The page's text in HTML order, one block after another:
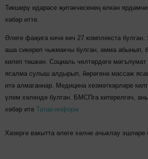
Тикшерү идарәсе җитәкчесенең өлкән
хәбәр итте.
Әлеге фаҗига кичә кич 27 комплекста
аша сикереп чыкмакчы булган, әмма абынып,
килеп төшкән. Социаль челтәрдәге мәгълүмат
ясалма сулыш алдырып, йөрәгенә массаж
итә алмаганнар. Медицина хезмәткәрләре
үлем хәлендә булган. БМСПга китерелгәч,
хәбәр итә Татар-информ
Хәзерге вакытта әлеге хәлне ачыклау эшләре